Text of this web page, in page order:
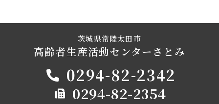
茨城県常陸太田市
高齢者生産活動センターさとみ
0294-82-2342
0294-82-2354